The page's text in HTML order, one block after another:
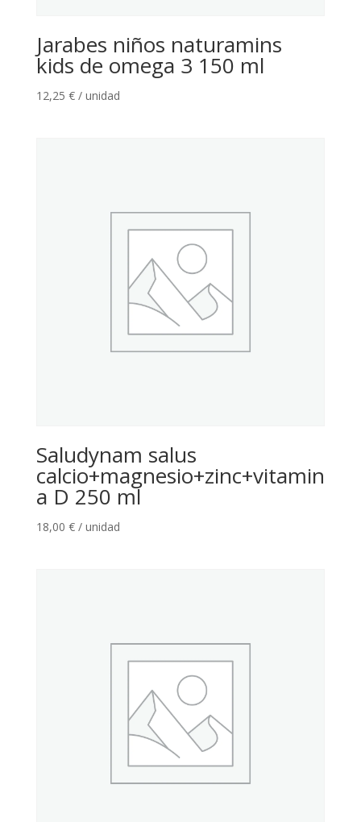
Jarabes niños naturamins
kids de omega 3 150 ml
12,25 € / unidad
Saludynam salus
calcio+magnesio+zinc+vitamin
a D 250 ml
18,00 € / unidad